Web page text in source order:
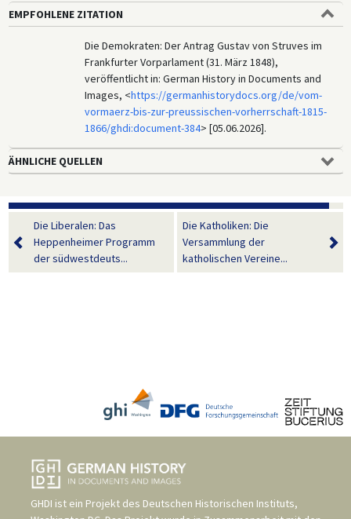
EMPFOHLENE ZITATION
Die Demokraten: Der Antrag Gustav von Struves im
Frankfurter Vorparlament (31. März 1848),
veröffentlicht in: German History in Documents and
Images, <https://germanhistorydocs.org/de/vom-
vormaerz-bis-zur-preussischen-vorherrschaft-1815-
1866/ghdi:document-384> [05.06.2026].
ÄHNLICHE QUELLEN
Die Liberalen: Das
Heppenheimer Programm
der südwestdeuts...
Die Katholiken: Die
Versammlung der
katholischen Vereine...
GHDI ist ein Projekt des Deutschen Historischen Instituts,